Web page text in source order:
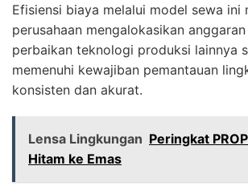
Efisiensi biaya melalui model sewa ini
perusahaan mengalokasikan
perbaikan teknologi produksi lainnya
memenuhi kewajiban pemantauan
konsisten dan akurat.
Lensa Lingkungan Peringkat
Hitam ke Emas